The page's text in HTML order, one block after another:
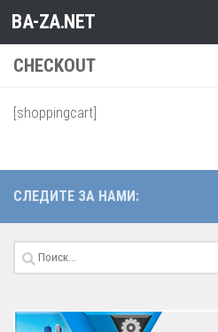
Перейти к содержимому
BA-ZA.NET
CHECKOUT
[shoppingcart]
СЛЕДИТЕ ЗА НАМИ:
Найти: